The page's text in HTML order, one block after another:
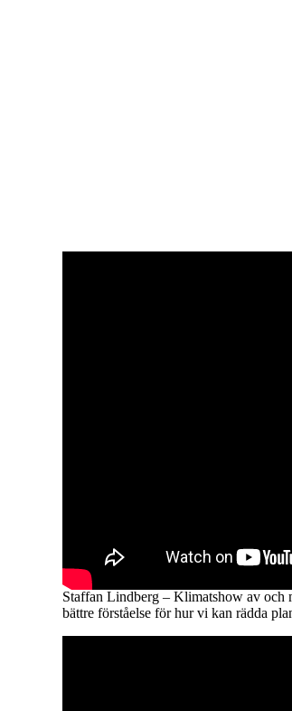
Staffan Lindberg – Klimatshow av och
bättre förståelse för hur vi kan rädda